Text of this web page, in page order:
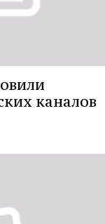
каналов